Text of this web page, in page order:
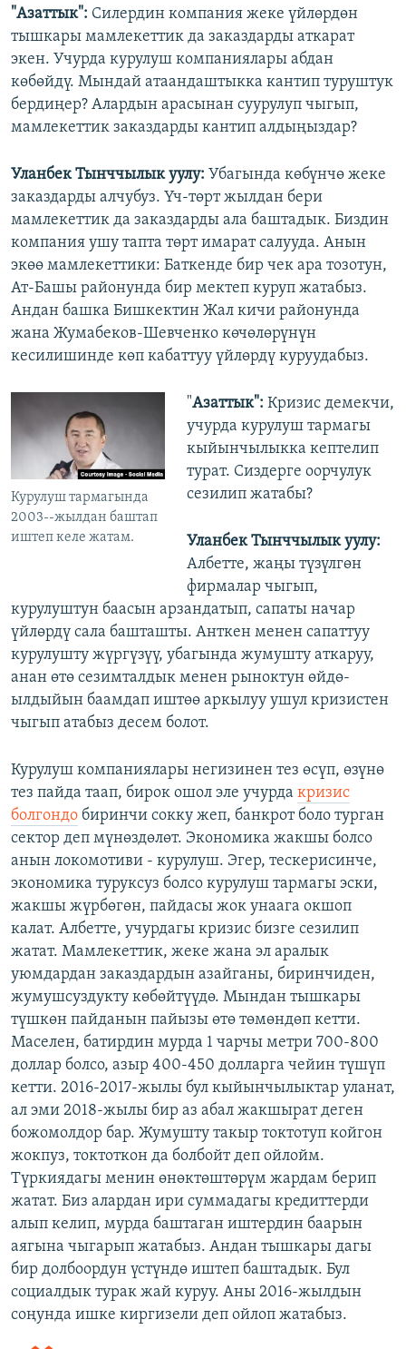
"Азаттык": Силердин компания жеке үйлөрдөн
тышкары мамлекеттик да заказдарды аткарат
экен. Учурда курулуш компаниялары абдан
көбөйдү. Мындай атаандаштыкка кантип туруштук
бердиңер? Алардын арасынан суурулуп чыгып,
мамлекеттик заказдарды кантип алдыңыздар?
Уланбек Тынччылык уулу: Убагында көбүнчө жеке
заказдарды алчубуз. Үч-төрт жылдан бери
мамлекеттик да заказдарды ала баштадык. Биздин
компания ушу тапта төрт имарат салууда. Анын
экөө мамлекеттики: Баткенде бир чек ара тозотун,
Ат-Башы районунда бир мектеп куруп жатабыз.
Андан башка Бишкектин Жал кичи районунда
жана Жумабеков-Шевченко көчөлөрүнүн
кесилишинде көп кабаттуу үйлөрдү куруудабыз.
Курулуш тармагында
2003--жылдан баштап
иштеп келе жатам.
"Азаттык": Кризис демекчи,
учурда курулуш тармагы
кыйынчылыкка кептелип
турат. Сиздерге оорчулук
сезилип жатабы?
Уланбек Тынччылык уулу:
Албетте, жаңы түзүлгөн
фирмалар чыгып,
курулуштун баасын арзандатып, сапаты начар
үйлөрдү сала башташты. Анткен менен сапаттуу
курулушту жүргүзүү, убагында жумушту аткаруу,
анан өтө сезимталдык менен рыноктун өйдө-
ылдыйын баамдап иштөө аркылуу ушул кризистен
чыгып атабыз десем болот.
Курулуш компаниялары негизинен тез өсүп, өзүнө
тез пайда таап, бирок ошол эле учурда кризис
болгондо биринчи сокку жеп, банкрот боло турган
сектор деп мүнөздөлөт. Экономика жакшы болсо
анын локомотиви - курулуш. Эгер, тескерисинче,
экономика туруксуз болсо курулуш тармагы эски,
жакшы жүрбөгөн, пайдасы жок унаага окшоп
калат. Албетте, учурдагы кризис бизге сезилип
жатат. Мамлекеттик, жеке жана эл аралык
уюмдардан заказдардын азайганы, биринчиден,
жумушсуздукту көбөйтүүдө. Мындан тышкары
түшкөн пайданын пайызы өтө төмөндөп кетти.
Маселен, батирдин мурда 1 чарчы метри 700-800
доллар болсо, азыр 400-450 долларга чейин түшүп
кетти. 2016-2017-жылы бул кыйынчылыктар уланат,
ал эми 2018-жылы бир аз абал жакшырат деген
божомолдор бар. Жумушту такыр токтотуп койгон
жокпуз, токтоткон да болбойт деп ойлойм.
Түркиядагы менин өнөктөштөрүм жардам берип
жатат. Биз алардан ири суммадагы кредиттерди
алып келип, мурда баштаган иштердин баарын
аягына чыгарып жатабыз. Андан тышкары дагы
бир долбоордун үстүндө иштеп баштадык. Бул
социалдык турак жай куруу. Аны 2016-жылдын
соңунда ишке киргизели деп ойлоп жатабыз.